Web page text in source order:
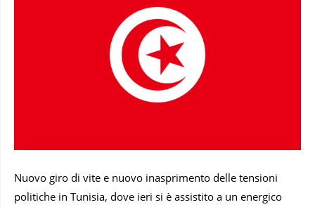
Nuovo giro di vite e nuovo inasprimento delle tensioni
politiche in Tunisia, dove ieri si è assistito a un energico